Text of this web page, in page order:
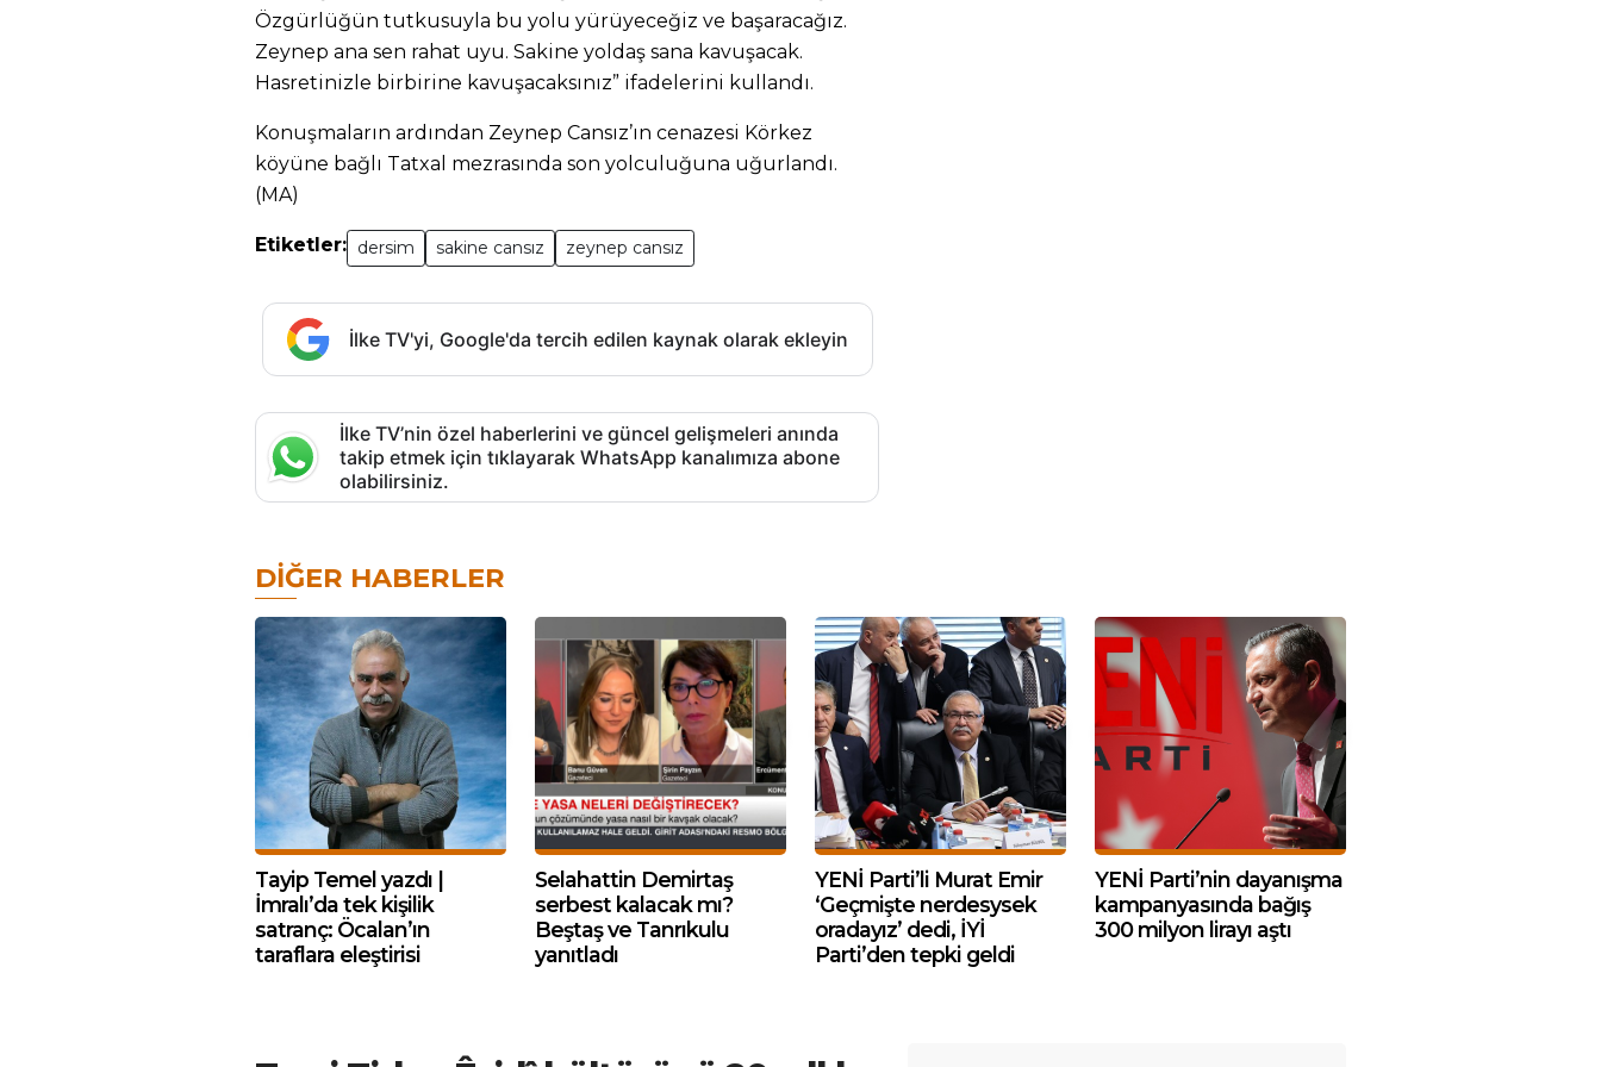
Özgürlüğün tutkusuyla bu yolu yürüyeceğiz ve başaracağız.
Zeynep ana sen rahat uyu. Sakine yoldaş sana kavuşacak.
Hasretinizle birbirine kavuşacaksınız” ifadelerini kullandı.
Konuşmaların ardından Zeynep Cansız’ın cenazesi Körkez
köyüne bağlı Tatxal mezrasında son yolculuğuna uğurlandı.
(MA)
Etiketler: dersim sakine cansız zeynep cansız
İlke TV'yi, Google'da tercih edilen kaynak olarak ekleyin
İlke TV’nin özel haberlerini ve güncel gelişmeleri anında
takip etmek için tıklayarak WhatsApp kanalımıza abone
olabilirsiniz.
DIĞER HABERLER
Tayip Temel yazdı |
İmralı’da tek kişilik
satranç: Öcalan’ın
taraflara eleştirisi
Selahattin Demirtaş
serbest kalacak mı?
Beştaş ve Tanrıkulu
yanıtladı
YENİ Parti’li Murat Emir
‘Geçmişte nerdesysek
oradayız’ dedi, İYİ
Parti’den tepki geldi
YENİ Parti’nin dayanışma
kampanyasında bağış
300 milyon lirayı aştı